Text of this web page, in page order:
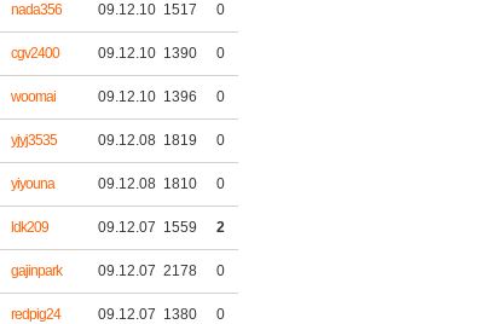
nada356 09.12.10 1517 0
cgv2400 09.12.10 1390 0
woomai 09.12.10 1396 0
yjyj3535 09.12.08 1819 0
yiyouna 09.12.08 1810 0
ldk209 09.12.07 1559 2
gajinpark 09.12.07 2178 0
redpig24 09.12.07 1380 0